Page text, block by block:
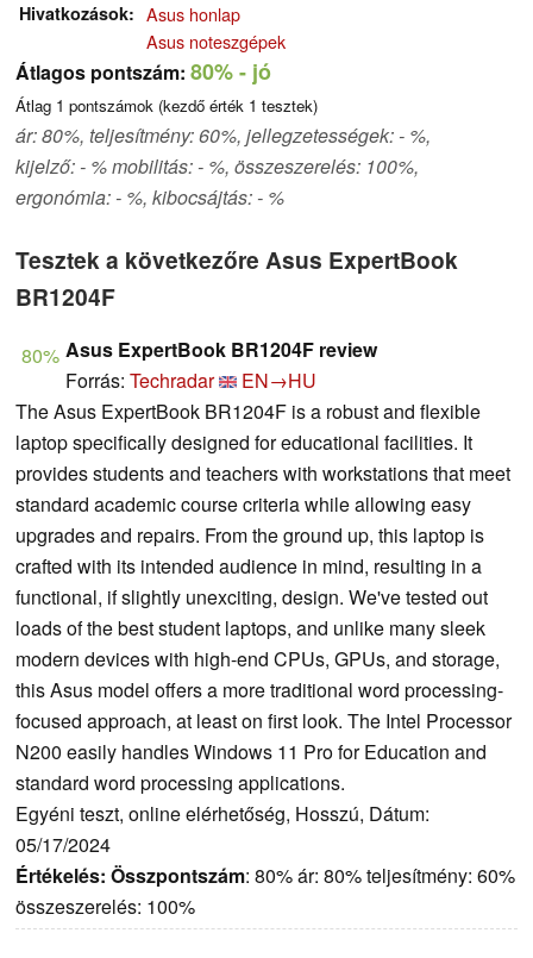
Hivatkozások
Asus honlap
Asus noteszgépek
Átlagos pontszám: 80%- jó
Átlag 1 pontszámok (kezdő érték 1 tesztek)
ár: 80%, teljesítmény: 60%, jellegzetességek: - %,
kijelző: - % mobilitás: - %, összeszerelés: 100%,
ergonómia: - %, kibocsájtás: - %
Tesztek a következőre Asus ExpertBook
BR1204F
80% Asus ExpertBook BR1204F review
Forrás: Techradar
EN→HU
The Asus ExpertBook BR1204F is a robust and flexible
laptop specifically designed for educational facilities. It
provides students and teachers with workstations that meet
standard academic course criteria while allowing easy
upgrades and repairs. From the ground up, this laptop is
crafted with its intended audience in mind, resulting in a
functional, if slightly unexciting, design. We've tested out
loads of the best student laptops, and unlike many sleek
modern devices with high-end CPUs, GPUs, and storage,
this Asus model offers a more traditional word processing-
focused approach, at least on first look. The Intel Processor
N200 easily handles Windows 11 Pro for Education and
standard word processing applications.
Egyéni teszt, online elérhetőség, Hosszú, Dátum:
05/17/2024
Értékelés: Összpontszám: 80% ár: 80% teljesítmény: 60%
összeszerelés: 100%